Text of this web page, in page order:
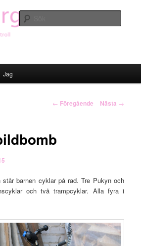
Jag
Inläggsnavigering
← Föregående Nästa →
står barnen cyklar på rad. Tre Pukyn och
och två trampcyklar. Alla fyra i